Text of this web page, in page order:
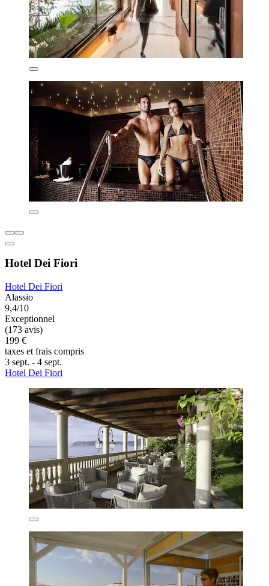
Hotel Dei Fiori
Hotel Dei Fiori
Alassio
9,4/10
Exceptionnel
(173 avis)
199 €
taxes et frais compris
3 sept. - 4 sept.
Hotel Dei Fiori